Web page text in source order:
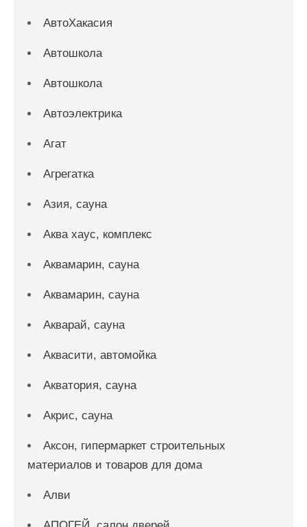
АвтоХакасия
Автошкола
Автошкола
Автоэлектрика
Агат
Агрегатка
Азия, сауна
Аква хаус, комплекс
Аквамарин, сауна
Аквамарин, сауна
Акварай, сауна
Аквасити, автомойка
Акватория, сауна
Акрис, сауна
Аксон, гипермаркет строительных
материалов и товаров для дома
Алви